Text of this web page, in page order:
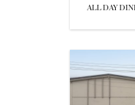
ALL DAY